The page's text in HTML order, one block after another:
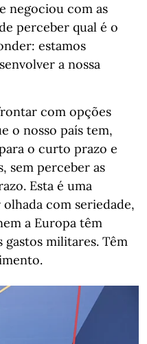
negociou com as
perceber qual é o
estamos
a nossa
com opções
o nosso país tem,
o curto prazo e
sem perceber as
Esta é uma
com seriedade,
a Europa têm
gastos militares. Têm